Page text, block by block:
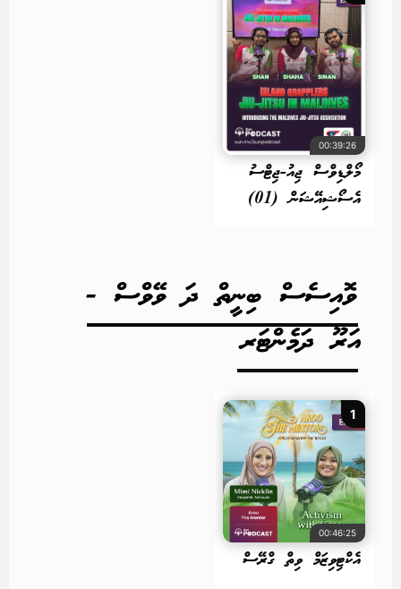
00:39:26
މޯލްޑިވްސް ޖިއު-ޖިޓްސު
އެސޯޝިއޭޝަން (01)
ވޮއިސެސް ބިނީތް ދަ ވޭވްސް -
އަރޫ ދަމެންޓަރ
1
00:46:25
އެކްޓިވިޒަމް ވިތް ގްރޭސް